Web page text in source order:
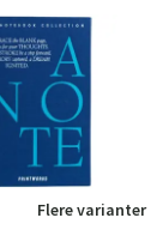
Flere varianter